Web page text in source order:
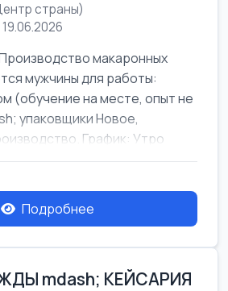
страны)
макаронных
мужчины для работы:
(обучение на месте, опыт не
упаковщики Новое,
График: Утро
Подробнее
mdash; КЕЙСАРИЯ